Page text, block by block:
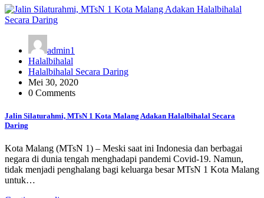
admin1
Halalbihalal
Halalbihalal Secara Daring
Mei 30, 2020
0 Comments
Jalin Silaturahmi, MTsN 1 Kota Malang Adakan Halalbihalal Secara
Daring
Kota Malang (MTsN 1) – Meski saat ini Indonesia dan berbagai
negara di dunia tengah menghadapi pandemi Covid-19. Namun,
tidak menjadi penghalang bagi keluarga besar MTsN 1 Kota Malang
untuk…